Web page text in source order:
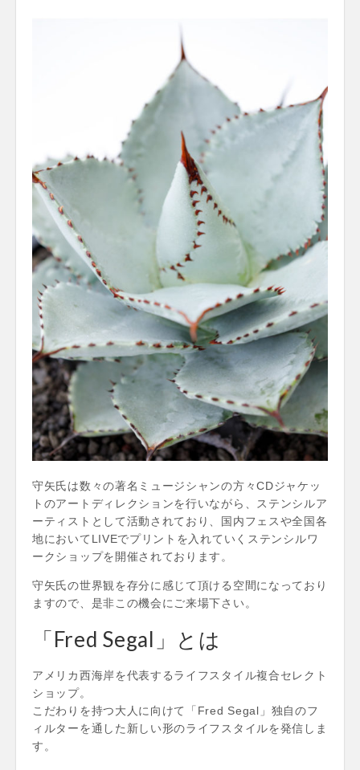
守矢氏は数々の著名ミュージシャンの方々CDジャケッ
トのアートディレクションを行いながら、ステンシルア
ーティストとして活動されており、国内フェスや全国各
地においてLIVEでプリントを入れていくステンシルワ
ークショップを開催されております。
守矢氏の世界観を存分に感じて頂ける空間になっており
ますので、是非この機会にご来場下さい。
「Fred Segal」とは
アメリカ西海岸を代表するライフスタイル複合セレクト
ショップ。
こだわりを持つ大人に向けて「Fred Segal」独自のフ
ィルターを通した新しい形のライフスタイルを発信しま
す。